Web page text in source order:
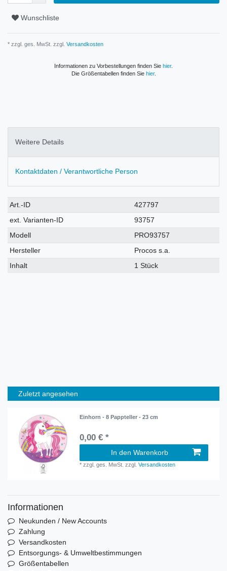
Wunschliste
* zzgl. ges. MwSt. zzgl. Versandkosten
Informationen zu Vorbestellungen finden Sie hier.
Die Größentabellen finden Sie hier.
Weitere Details
Kontaktdaten / Verantwortliche Person
Technisches
Merkmal
Wert
Art.-ID
427797
ext. Varianten-ID
93757
Modell
PRO93757
Hersteller
Procos s.a.
Inhalt
1 Stück
Zuletzt angesehen
Einhorn - 8 Pappteller - 23 cm
0,00 € *
In den Warenkorb
*zzgl. ges. MwSt. zzgl.Versandkosten
Informationen
Neukunden / New Accounts
Zahlung
Versandkosten
Entsorgungs- & Umweltbestimmungen
Größentabellen